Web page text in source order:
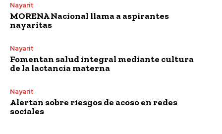
Nayarit
MORENA Nacional llama a aspirantes
nayaritas
Nayarit
Fomentan salud integral mediante cultura
de la lactancia materna
Nayarit
Alertan sobre riesgos de acoso en redes
sociales